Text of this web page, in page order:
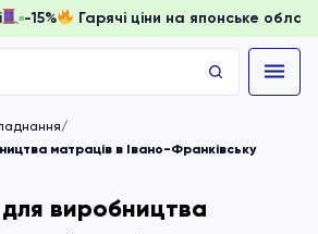
-15% Гарячі ціни на
матраців в Івано-Франківську
виробництва